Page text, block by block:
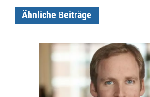
Ähnliche Beiträge